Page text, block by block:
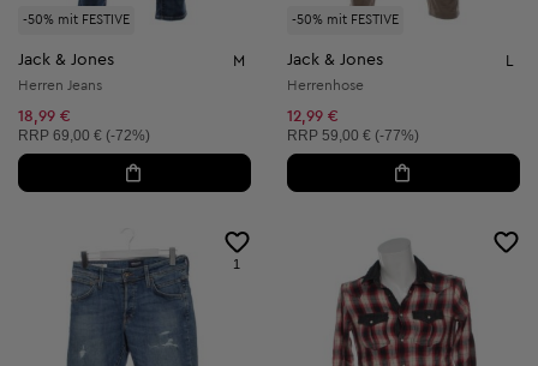
-50% mit FESTIVE
Jack & Jones M
Herren Jeans
18,99 €
Unverbindliche Preisempfehlung:
RRP 69,00 € (-72%)
-50% mit FESTIVE
Jack & Jones L
Herrenhose
12,99 €
Unverbindliche Preisempfehlung:
RRP 59,00 € (-77%)
1